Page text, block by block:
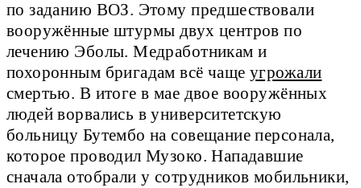
по заданию ВОЗ. Этому предшествовали
вооружённые штурмы двух центров по
лечению Эболы. Медработникам и
похоронным бригадам всё чащеугрожали
смертью. В итоге в мае двое вооружённых
людей ворвались в университетскую
больницу Бутембо на совещание персонала,
которое проводил Музоко. Нападавшие
сначала отобрали у сотрудников мобильники,